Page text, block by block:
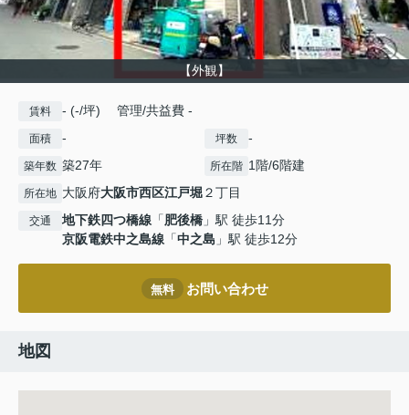
【外観】
賃料 - (-/坪) 管理/共益費 -
面積 - 坪数 -
築年数 築27年 所在階 1階/6階建
所在地 大阪府大阪市西区江戸堀２丁目
交通 地下鉄四つ橋線 「肥後橋 」駅 徒歩11分
京阪電鉄中之島線 「中之島 」駅 徒歩12分
無料 お問い合わせ
地図